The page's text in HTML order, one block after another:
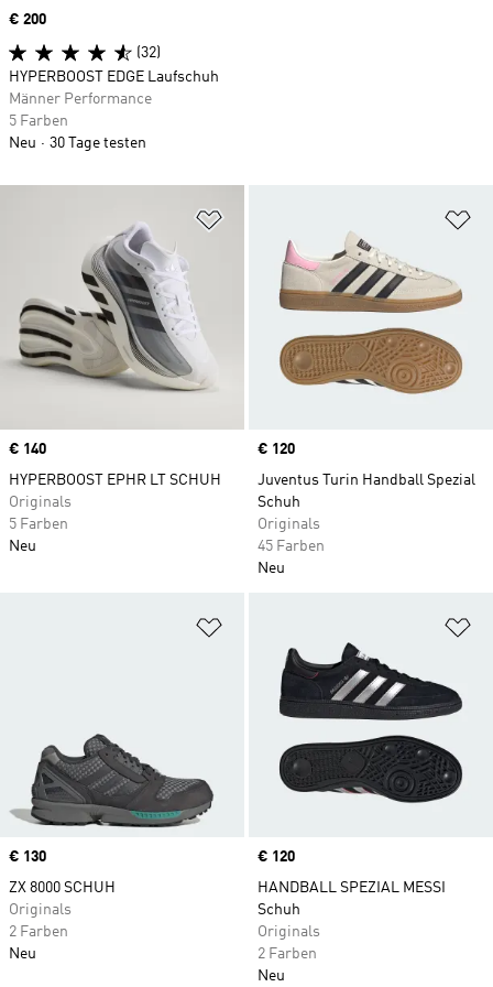
Price
€ 140
HYPERBOOST EPHR LT SCHUH
Originals
5 Farben
Neu
Price
€ 120
Juventus Turin Handball Spezial
Schuh
Originals
45 Farben
Neu
Price
€ 130
ZX 8000 SCHUH
Originals
2 Farben
Neu
Price
€ 120
HANDBALL SPEZIAL MESSI
Schuh
Originals
2 Farben
Neu
Price
€ 200
(32)
HYPERBOOST EDGE Laufschuh
Männer Performance
5 Farben
Neu
30 Tage testen